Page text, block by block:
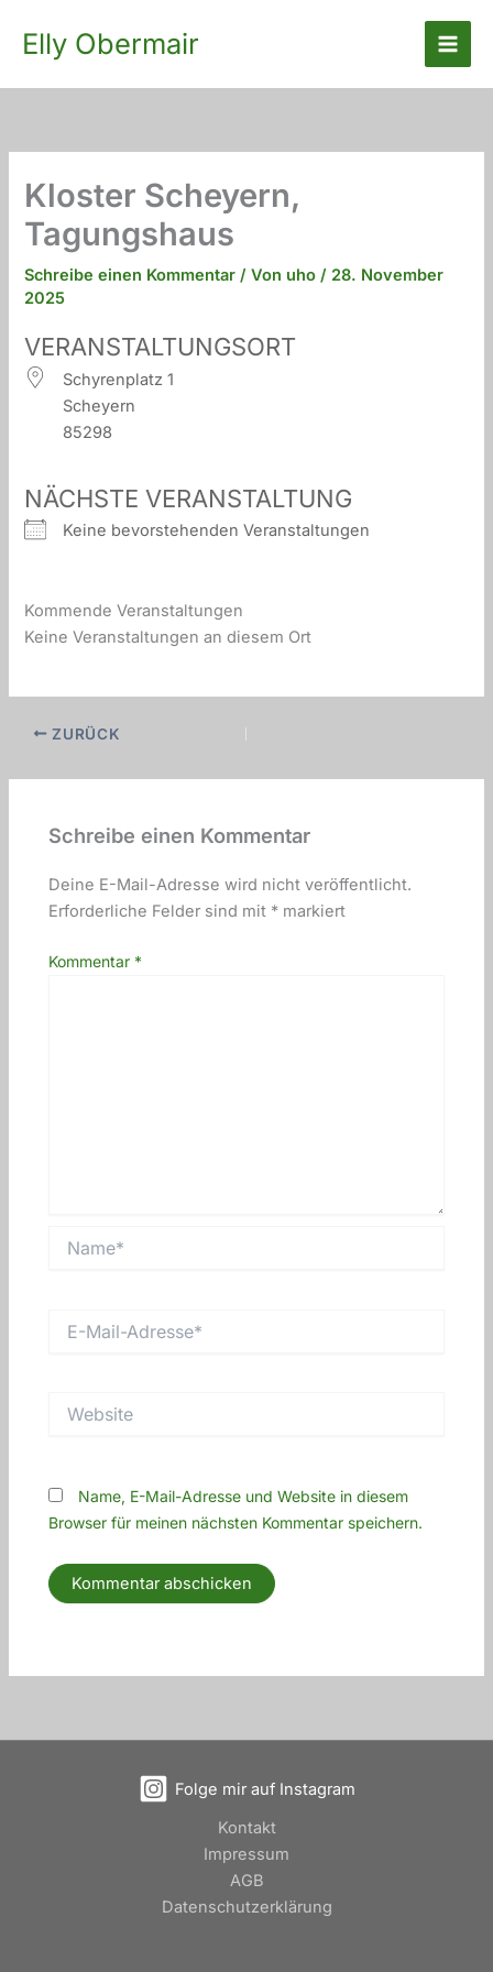
Inhalt
springen
Elly Obermair
Kloster Scheyern,
Tagungshaus
Schreibe einen Kommentar / Von uho/ 28. November
2025
VERANSTALTUNGSORT
Schyrenplatz 1
Scheyern
85298
NÄCHSTE VERANSTALTUNG
Keine bevorstehenden Veranstaltungen
Kommende Veranstaltungen
Keine Veranstaltungen an diesem Ort
ZURÜCK
Schreibe einen Kommentar
Deine E-Mail-Adresse wird nicht veröffentlicht.
Erforderliche Felder sind mit * markiert
Kommentar *
Mail-
Name, E-Mail-Adresse und Website in diesem
Browser für meinen nächsten Kommentar speichern.
Folge mir auf Instagram
Kontakt
Impressum
AGB
Datenschutzerklärung